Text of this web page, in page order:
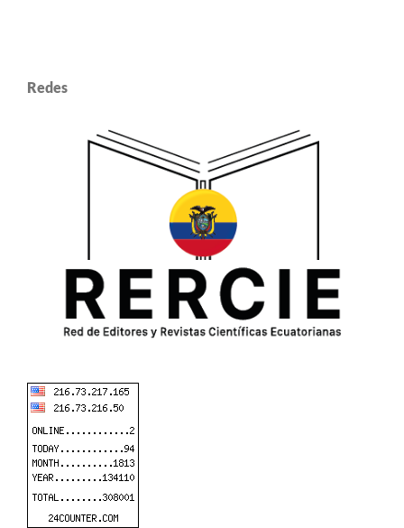
Redes